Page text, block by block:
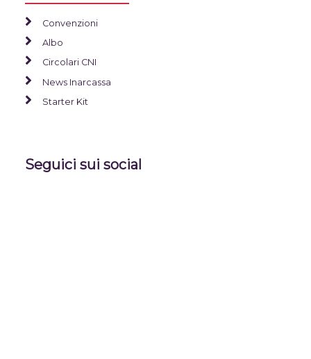
Convenzioni
Albo
Circolari CNI
News Inarcassa
Starter Kit
Seguici sui social